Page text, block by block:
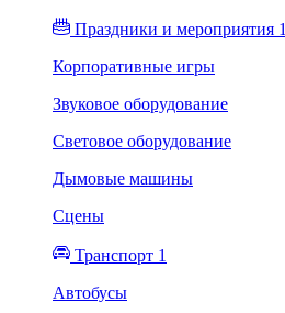
Праздники и мероприятия 1
Корпоративные игры
Звуковое оборудование
Световое оборудование
Дымовые машины
Сцены
Транспорт 1
Автобусы